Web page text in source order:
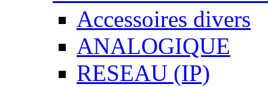
Accessoires divers
ANALOGIQUE
RESEAU (IP)